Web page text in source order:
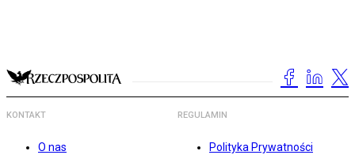
KONTAKT
O nas
REGULAMIN
Polityka Prywatności